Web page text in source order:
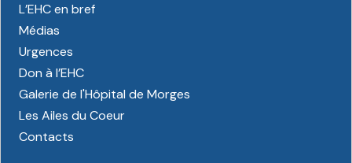
L’EHC en bref
Médias
Urgences
Don à l’EHC
Galerie de l'Hôpital de Morges
Les Ailes du Coeur
Contacts